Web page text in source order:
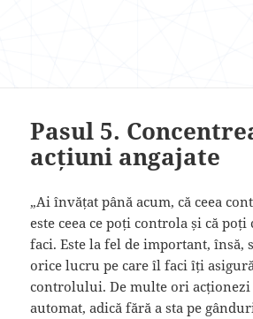
Pasul 5.
acțiuni angajate
„Ai învățat până acum, că ceea
este ceea ce poți controla și că poți
faci. Este la fel de important, însă,
orice lucru pe care îl faci îți
controlului. De multe ori
automat, adică fără a sta pe